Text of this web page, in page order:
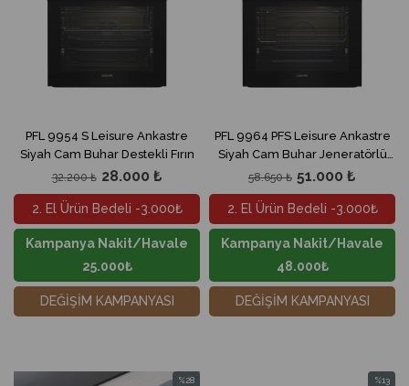
PFL 9954 S Leisure Ankastre
Siyah Cam Buhar Destekli Fırın
28.000 ₺
32.200 ₺
2. El Ürün Bedeli -3.000₺
Kampanya Nakit/Havale
25.000₺
DEĞİŞİM KAMPANYASI
PFL 9964 PFS Leisure Ankastre
Siyah Cam Buhar Jeneratörlü
Fırın
51.000 ₺
58.650 ₺
2. El Ürün Bedeli -3.000₺
Kampanya Nakit/Havale
48.000₺
DEĞİŞİM KAMPANYASI
%28
%13